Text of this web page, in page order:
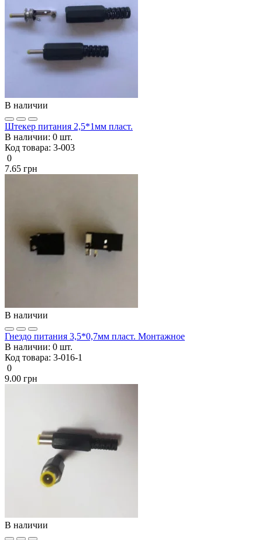
В наличии
Штекер питания 2,5*1мм пласт.
В наличии: 0 шт.
Код товара: 3-003
0
7.65 грн
В наличии
Гнездо питания 3,5*0,7мм пласт. Монтажное
В наличии: 0 шт.
Код товара: 3-016-1
0
9.00 грн
В наличии